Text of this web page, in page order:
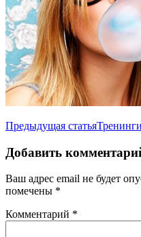
Навигация
по
записям
Предыдущая статья
Добавить
Ваш адрес email не будет
помечены *
Комментарий *